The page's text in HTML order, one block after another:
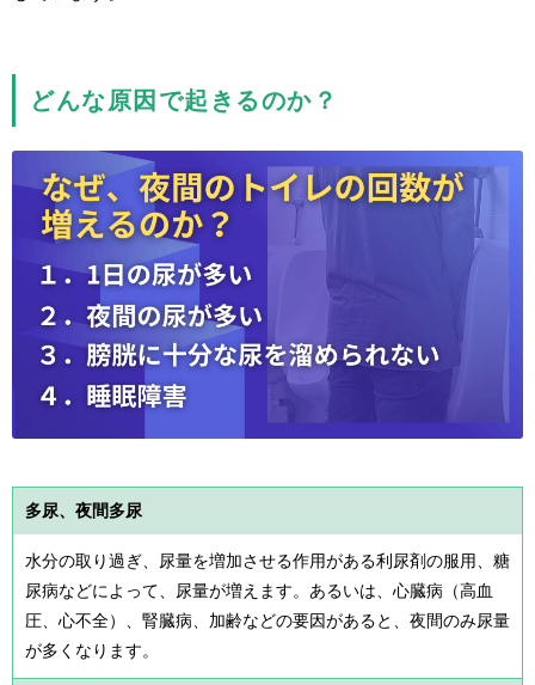
どんな原因で起きるのか？
多尿、夜間多尿
水分の取り過ぎ、尿量を増加させる作用がある利尿剤の服用、糖
尿病などによって、尿量が増えます。あるいは、心臓病（高血
圧、心不全）、腎臓病、加齢などの要因があると、夜間のみ尿量
が多くなります。